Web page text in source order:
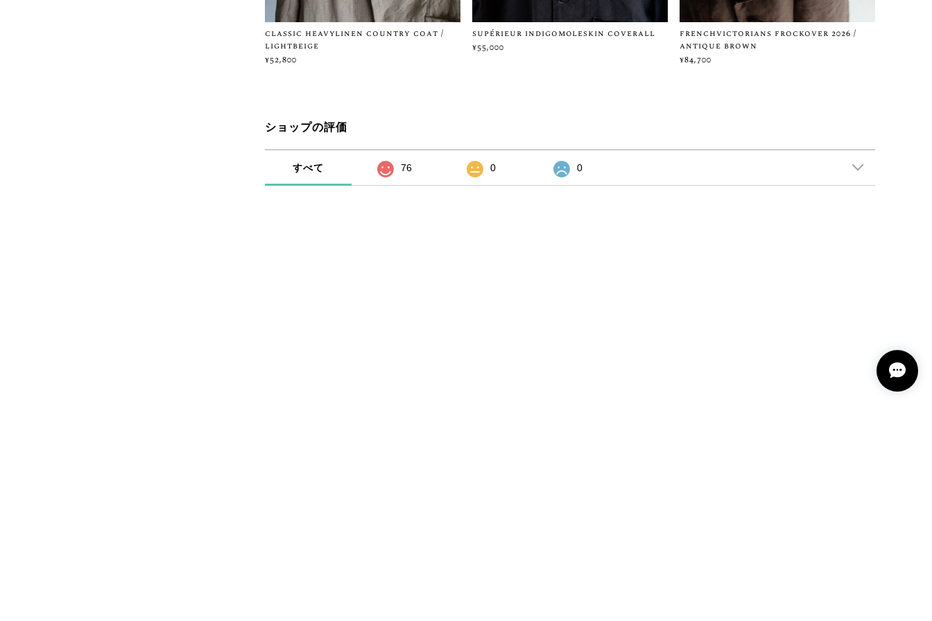
classic heavylinen country coat /
lightbeige
¥52,800
supérieur indigomoleskin coverall
¥55,000
frenchvictorians frockover 2026 /
antique brown
¥84,700
ショップの評価
すべて 76 0 0